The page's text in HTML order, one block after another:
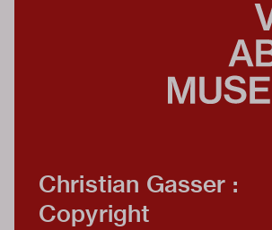
Christian Gasser :
Copyright